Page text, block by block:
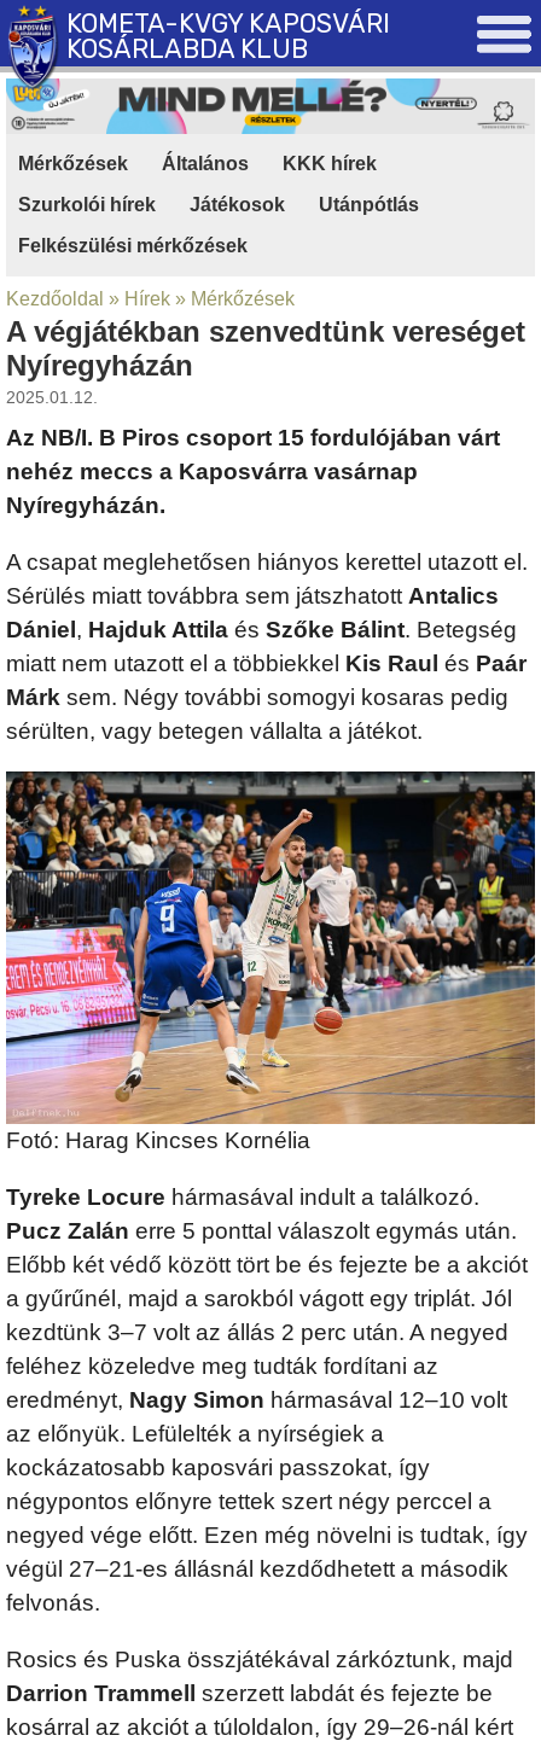
KOMETA-KVGY KAPOSVÁRI
KOSÁRLABDA KLUB
Mérkőzések Általános KKK hírek
Szurkolói hírek
Játékosok Utánpótlás
Felkészülési mérkőzések
Kezdőoldal » Hírek » Mérkőzések
A végjátékban szenvedtünk vereséget
Nyíregyházán
2025.01.12.
Az NB/I. B Piros csoport 15 fordulójában várt
nehéz meccs a Kaposvárra vasárnap
Nyíregyházán.
A csapat meglehetősen hiányos kerettel utazott el.
Sérülés miatt továbbra sem játszhatott Antalics
Dániel, Hajduk Attila és Szőke Bálint. Betegség
miatt nem utazott el a többiekkel Kis Raul és Paár
Márk sem. Négy további somogyi kosaras pedig
sérülten, vagy betegen vállalta a játékot.
Fotó: Harag Kincses Kornélia
Tyreke Locure hármasával indult a találkozó.
Pucz Zalán erre 5 ponttal válaszolt egymás után.
Előbb két védő között tört be és fejezte be a akciót
a gyűrűnél, majd a sarokból vágott egy triplát. Jól
kezdtünk 3–7 volt az állás 2 perc után. A negyed
feléhez közeledve meg tudták fordítani az
eredményt, Nagy Simon hármasával 12–10 volt
az előnyük. Lefülelték a nyírségiek a
kockázatosabb kaposvári passzokat, így
négypontos előnyre tettek szert négy perccel a
negyed vége előtt. Ezen még növelni is tudtak, így
végül 27–21-es állásnál kezdődhetett a második
felvonás.
Rosics és Puska összjátékával zárkóztunk, majd
Darrion Trammell szerzett labdát és fejezte be
kosárral az akciót a túloldalon, így 29–26-nál kért